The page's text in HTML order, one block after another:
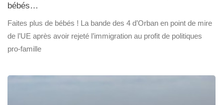
bébés…
Faites plus de bébés ! La bande des 4 d’Orban en point de mire
de l’UE après avoir rejeté l’immigration au profit de politiques
pro-famille